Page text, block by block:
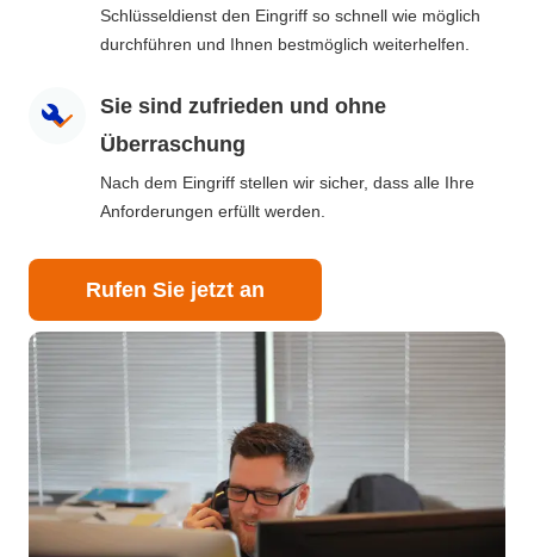
Schlüsseldienst den Eingriff so schnell wie möglich
durchführen und Ihnen bestmöglich weiterhelfen.
Sie sind zufrieden und ohne
Überraschung
Nach dem Eingriff stellen wir sicher, dass alle Ihre
Anforderungen erfüllt werden.
Rufen Sie jetzt an